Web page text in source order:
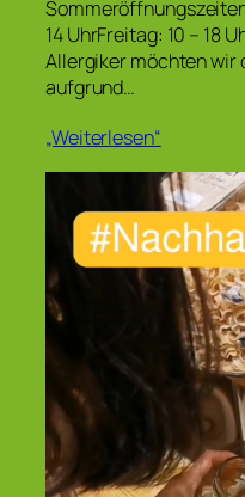
14 UhrFreitag: 10 – 18
Allergiker möchten wir
aufgrund…
„Weiterlesen“